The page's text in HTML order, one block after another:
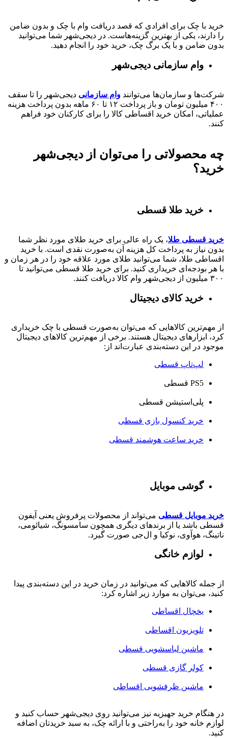
خرید با چک برای افرادی که قصد دریافت وام با چک و بدون ضامن
را دارند، یکی از بهترین گزینه‌هاست. در دیجی‌شهر شما می‌توانید
بدون ضامن و با یک برگ چک، خرید خود را انجام دهید.
وام سازمانی دیجی‌شهر
شرکت‌ها و سازمان‌ها می‌توانند وام سازمانی دیجی‌شهر را تا سقف
۴۰۰ میلیون تومان و باز پرداخت ۱۲ تا ۶۰
ماهه بدون پرداخت هزینه
عملیاتی، امکان خرید اقساطی کالا را برای کارکنان خود فراهم
کنند.
چه محصولاتی را می‌توان از دیجی‌شهر
خرید؟
خرید طلا قسطی
خرید قسطی طلا، یک راه عالی برای خرید طلای مورد نظر شما
بدون نیاز به پرداخت کل هزینه آن به‌صورت نقدی است. با خرید
اقساطی طلا، شما می‌توانید طلای مورد علاقه خود را در هر زمان و
با هر بودجه‌ای خریداری کنید. برای خرید طلا قسطی می‌توانید تا
۳۰۰ میلیون از دیجی‌شهر وام کالا دریافت کنند.
خرید کالای دیجیتال
از مهم‌ترین کالاهایی که می‌توان به‌صورت قسطی با چک خریداری
کرد، ابزارهای دیجیتال هستند. برخی از مهم‌ترین کالاهای دیجیتال
موجود در این دسته‌بندی عبارت‌اند از:
لپ‌تاپ قسطی
PS5 قسطی
پلی‌استیشن قسطی
خرید کنسول بازی قسطی
خرید ساعت هوشمند قسطی
گوشی موبایل
خرید موبایل قسطی می‌تواند از محصولات پرفروش یعنی آیفون
قسطی باشد یا از برندهای دیگری همچون سامسونگ، شیائومی،
ناتینگ، هوآوی، نوکیا و ال‌جی صورت گیرد.
لوازم خانگی
از جمله کالاهایی که می‌توانید در زمان خرید در این دسته‌بندی پیدا
کنید، می‌توان به موارد زیر اشاره کرد:
یخچال اقساطی
تلویزیون اقساطی
ماشین لباسشویی قسطی
کولر گازی قسطی
ماشین ظرفشویی اقساطی
در هنگام خرید جهیزیه نیز می‌توانید روی دیجی‌شهر حساب کنید و
لوازم خانه خود را به‌راحتی و با ارائه چک، به سبد خریدتان اضافه
کنید.